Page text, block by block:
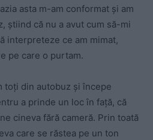
asta m-am conformat și am
știind că nu a avut cum să-mi
interpreteze ce am mimat,
pe care o purtam.
toți din autobuz și începe
a prinde un loc în față, că
cineva fără cameră. Prin toată
care se răstea pe un ton